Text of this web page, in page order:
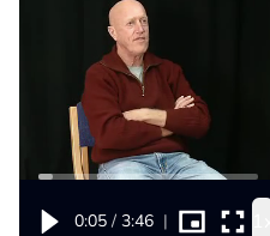
0:05 / 3:46 |